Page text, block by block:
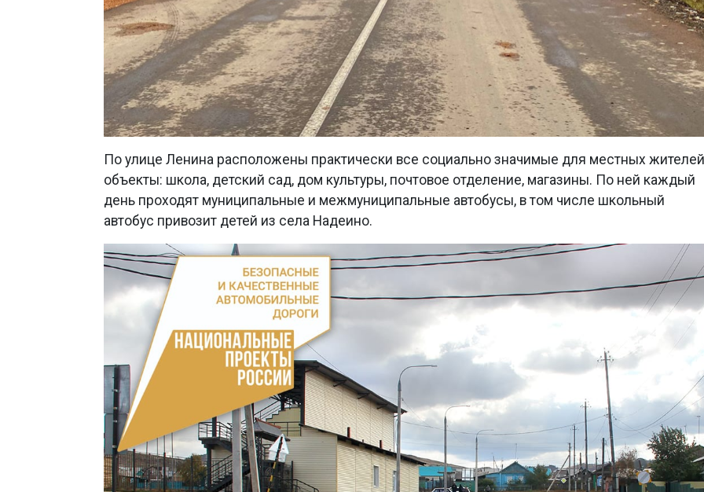
По улице Ленина расположены практически все социально значимые для местных жителей
объекты: школа, детский сад, дом культуры, почтовое отделение, магазины. По ней каждый
день проходят муниципальные и межмуниципальные автобусы, в том числе школьный
автобус привозит детей из села Надеино.